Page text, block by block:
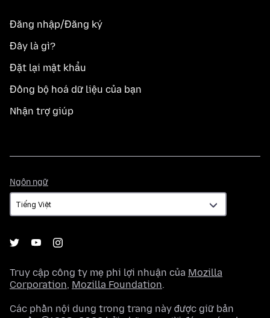
Đăng nhập/Đăng ký
Đây là gì?
Đặt lại mật khẩu
Đồng bộ hoá dữ liệu của bạn
Nhận trợ giúp
Ngôn ngữ
ngữ
Truy cập công ty mẹ phi lợi nhuận của Mozilla
Corporation, Mozilla Foundation.
Các phần nội dung trong trang này được giữ bản